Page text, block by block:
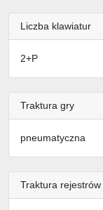
Liczba klawiatur
2+P
Traktura gry
pneumatyczna
Traktura rejestrów